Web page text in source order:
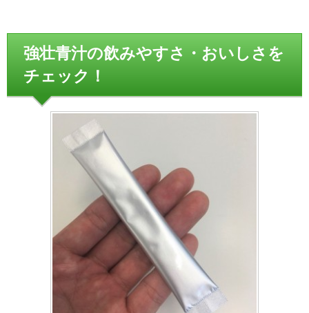
強壮青汁の飲みやすさ・おいしさを
チェック！